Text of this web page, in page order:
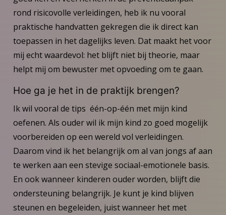
rond risicovolle verleidingen, heb ik nu vooral
praktische handvatten gekregen die ik direct kan
toepassen in het dagelijks leven. Dat maakt het voor
mij echt waardevol: het blijft niet bij theorie, maar
helpt mij om bewuster met opvoeding om te gaan.
Hoe ga je het in de praktijk brengen?
Ik wil vooral de tips één-op-één met mijn kind
oefenen. Als ouder wil ik mijn kind zo goed mogelijk
voorbereiden op een wereld vol verleidingen.
Daarom vind ik het belangrijk om al van jongs af aan
te werken aan een stevige sociaal-emotionele basis.
En ook wanneer kinderen ouder worden, blijft die
ondersteuning belangrijk. Je kunt je kind blijven
steunen en begeleiden, juist wanneer het met